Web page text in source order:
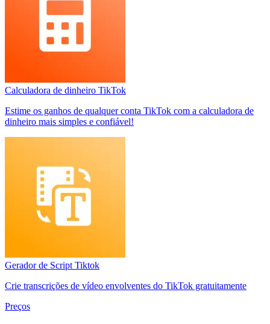
Calculadora de dinheiro TikTok
Estime os ganhos de qualquer conta TikTok com a calculadora de
dinheiro mais simples e confiável!
Gerador de Script Tiktok
Crie transcrições de vídeo envolventes do TikTok gratuitamente
Preços